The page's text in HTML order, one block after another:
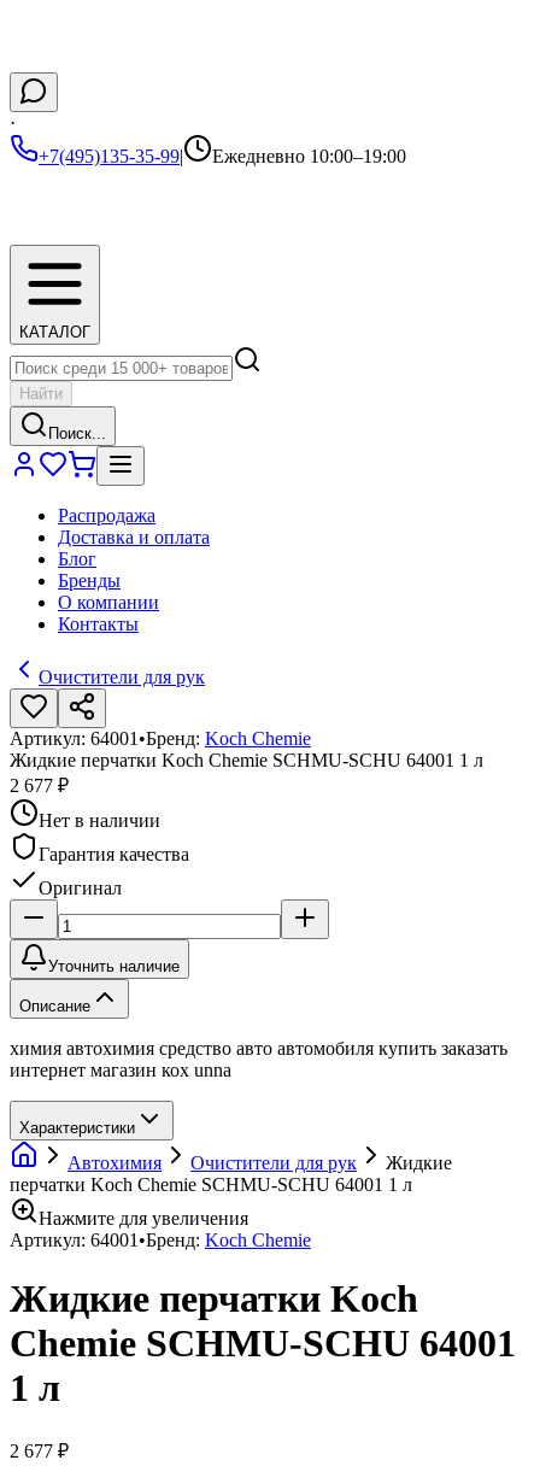
·
+7(495)135-35-99| Ежедневно 10:00–19:00
КАТАЛОГ
Найти
Поиск...
Распродажа
Доставка и оплата
Блог
Бренды
О компании
Контакты
Очистители для рук
Артикул: 64001 •Бренд: Koch Chemie
Жидкие перчатки Koch Chemie SCHMU-SCHU 64001 1 л
2 677 ₽
Нет в наличии
Гарантия качества
Оригинал
Уточнить наличие
Описание
химия автохимия средство авто автомобиля купить заказать
интернет магазин кох unna
Характеристики
Автохимия Очистители для рук
Жидкие
перчатки Koch Chemie SCHMU-SCHU 64001 1 л
Нажмите для увеличения
Артикул: 64001 •Бренд: Koch Chemie
Жидкие перчатки Koch
Chemie SCHMU-SCHU 64001
1 л
2 677 ₽